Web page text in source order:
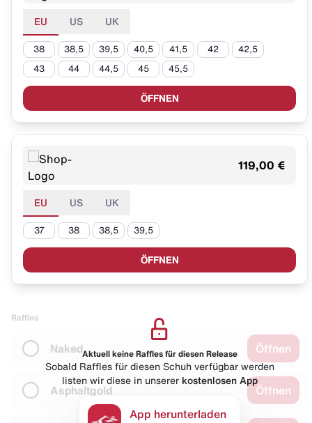
EU US UK
38 38,5 39,5 40,5 41,5 42 42,5
43 44 44,5 45 45,5
ÖFFNEN
119,00 €
EU US UK
37 38 38,5 39,5
ÖFFNEN
Raffles
Naked Öffnen
Asphaltgold Öffnen
Aktuell keine Raffles für diesen Release
Sobald Raffles für diesen Schuh verfügbar werden
listen wir diese in unserer kostenlosen App
App herunterladen